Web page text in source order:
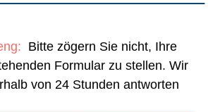
Bitte zögern Sie nicht, Ihre
Formular zu stellen. Wir
von 24 Stunden antworten